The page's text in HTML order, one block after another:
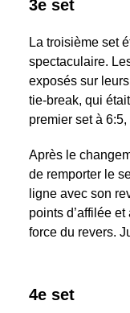
3e set
La troisième set
spectaculaire.
exposés sur
tie-break, qui
premier set à
Après le
de remporter le
ligne avec son
points d’affilée
force du revers.
4e set